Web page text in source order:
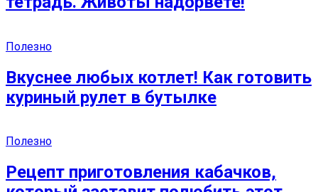
Полезно
Вкуснее любых котлет! Как готовить
куриный рулет в бутылке
Полезно
Рецепт приготовления кабачков,